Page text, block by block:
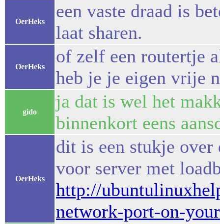
OerHeks
een vaste draad is
laat sharen.
OerHeks
of zelf een routertje
heb je je eigen vrije
gido
ja dat is wel het
binnenkort eens
OerHeks
dit is een stukje over
voor server met
http://
network-port-on-